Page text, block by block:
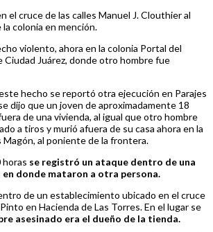
el cruce de las calles Manuel J. Clouthier al
colonia en mención.
violento, ahora en la colonia Portal del
Ciudad Juárez, donde otro hombre fue
hecho se reportó otra ejecución en Parajes
dijo que un joven de aproximadamente 18
de una vivienda, al igual que otro hombre
a tiros y murió afuera de su casa ahora en la
Magón, al poniente de la frontera.
horas se registró un ataque dentro de una
donde mataron a otra persona.
de un establecimiento ubicado en el cruce
en Hacienda de Las Torres. En el lugar se
asesinado era el dueño de la tienda.